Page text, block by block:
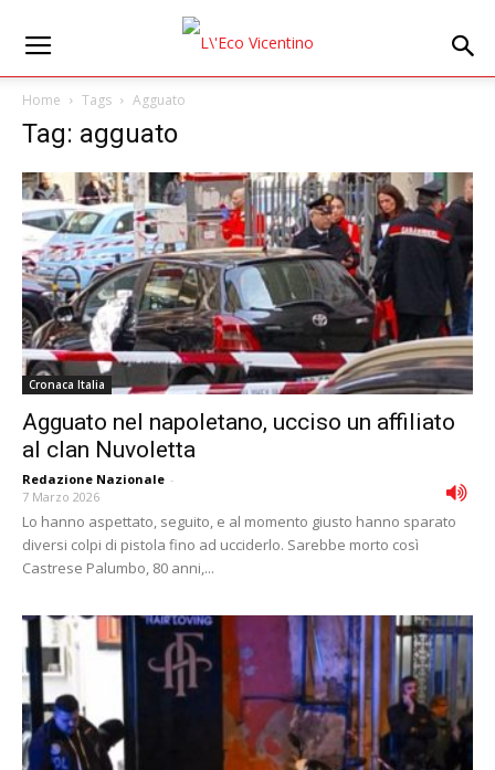
Home Tags Agguato
Tag: agguato
Cronaca Italia
Agguato nel napoletano, ucciso un affiliato
al clan Nuvoletta
Redazione Nazionale -
7 Marzo 2026
Lo hanno aspettato, seguito, e al momento giusto hanno sparato
diversi colpi di pistola fino ad ucciderlo. Sarebbe morto così
Castrese Palumbo, 80 anni,...